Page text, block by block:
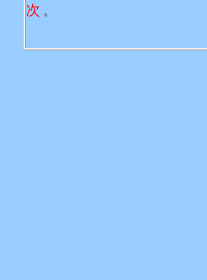
次 。